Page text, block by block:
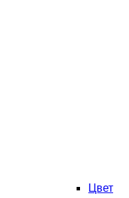
Цвет